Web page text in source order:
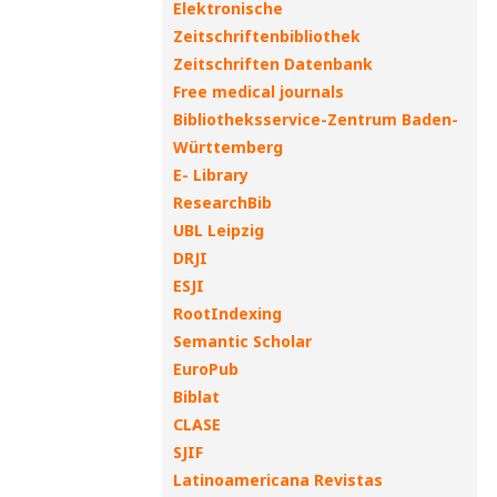
Elektronische
Zeitschriftenbibliothek
Zeitschriften Datenbank
Free medical journals
Bibliotheksservice-Zentrum Baden-
Württemberg
E- Library
ResearchBib
UBL Leipzig
DRJI
ESJI
RootIndexing
Semantic Scholar
EuroPub
Biblat
CLASE
SJIF
Latinoamericana Revistas